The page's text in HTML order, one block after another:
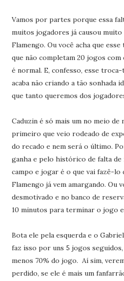
Vamos por partes porque essa
muitos jogadores já causou
Flamengo. Ou você acha que
que não completam 20 jogos
é normal. E, confesso, esse
acaba não criando a tão sonhada
que tanto queremos dos
Caduzin é só mais um no meio de
primeiro que veio rodeado de
do recado e nem será o último.
ganha e pelo histórico de falta
campo e jogar é o que vai fazê-
Flamengo já vem amargando. Ou
desmotivado e no banco de
10 minutos para terminar o jogo
Bota ele pela esquerda e o
faz isso por uns 5 jogos
menos 70% do jogo. Aí sim,
perdido, se ele é mais um